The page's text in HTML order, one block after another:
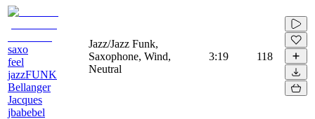
saxo
feel
jazzFUNK
Bellanger
Jacques
jbabebel
Jazz/Jazz Funk,
Saxophone, Wind,
Neutral
3:19 118